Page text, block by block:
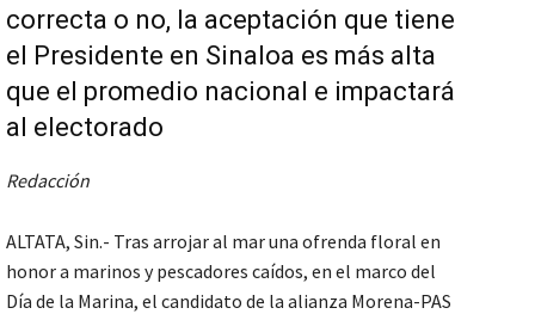
correcta o no, la aceptación que tiene
el Presidente en Sinaloa es más alta
que el promedio nacional e impactará
al electorado
Redacción
ALTATA, Sin.- Tras arrojar al mar una ofrenda floral en
honor a marinos y pescadores caídos, en el marco del
Día de la Marina, el candidato de la alianza Morena-PAS